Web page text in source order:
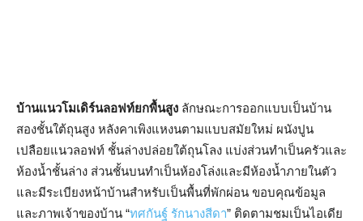
บ้านแนวโมเดิร์นลอฟท์ยกพื้นสูง ลักษณะการออกแบบเป็นบ้าน
สองชั้นใต้ถุนสูง หลังคาเพิงแหงนตามแบบสมัยใหม่ ผนังปูน
เปลือยแนวลอฟท์ ชั้นล่างปล่อยใต้ถุนโลง แบ่งส่วนทำเป็นครัวและ
ห้องน้ำชั้นล่าง ส่วนชั้นบนทำเป็นห้องโล่งและมีห้องน้ำภายในตัว
และมีระเบียงหน้าบ้านสำหรับเป็นพื้นที่พักผ่อน ขอบคุณข้อมูล
และภาพเจ้าของบ้าน “ทศกันฐ์ รักนางสีดา” ติดตามชมเป็นไอเดีย